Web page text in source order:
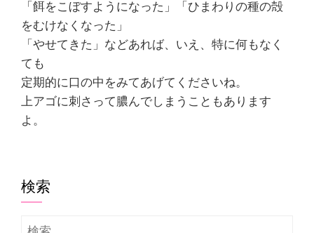
「餌をこぼすようになった」「ひまわりの種の殻
をむけなくなった」
「やせてきた」などあれば、いえ、特に何もなく
ても
定期的に口の中をみてあげてくださいね。
上アゴに刺さって膿んでしまうこともあります
よ。
検索
検